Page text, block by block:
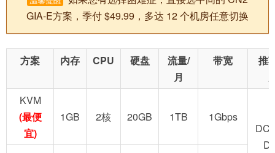
GIA-E方案，季付 $49.99，多达 12 个机房任意切换
方案 内存 CPU 硬盘
流量/
月
带宽
推
KVM
(最便
宜)
1GB 2核 20GB 1TB
1Gbps